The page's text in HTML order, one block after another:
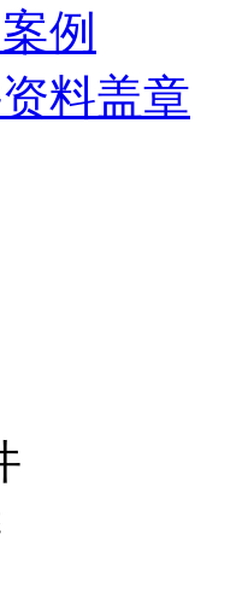
例
料盖章